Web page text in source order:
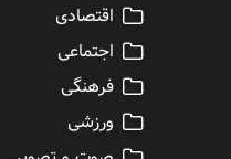
اقتصادی
اجتماعی
فرهنگی
ورزشی